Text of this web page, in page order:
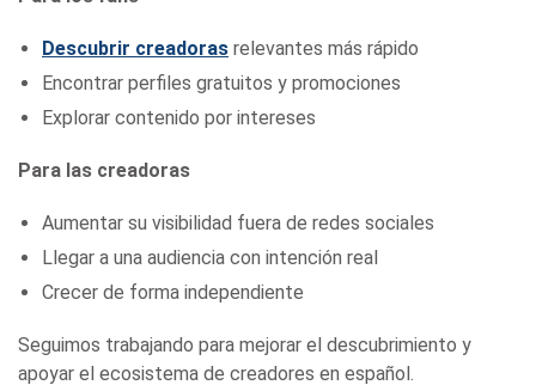
Descubrir creadoras relevantes más rápido
Encontrar perfiles gratuitos y promociones
Explorar contenido por intereses
Para las creadoras
Aumentar su visibilidad fuera de redes sociales
Llegar a una audiencia con intención real
Crecer de forma independiente
Seguimos trabajando para mejorar el descubrimiento y
apoyar el ecosistema de creadores en español.